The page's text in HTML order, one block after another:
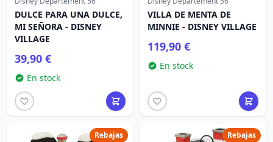
DULCE PARA UNA DULCE,
MI SEÑORA - DISNEY
VILLAGE
39,90 €
En stock
VILLA DE MENTA DE
MINNIE - DISNEY VILLAGE
119,90 €
En stock
Rebajas
Rebajas